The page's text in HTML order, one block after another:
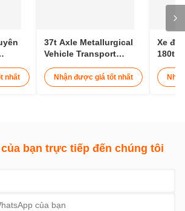
minerai d'une capacité de charge de 39
tôi
Liên hệ ngay bây giờ